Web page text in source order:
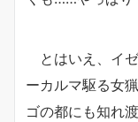
とはいえ、イ
ーカルマ駆る女
ゴの都にも知れ渡